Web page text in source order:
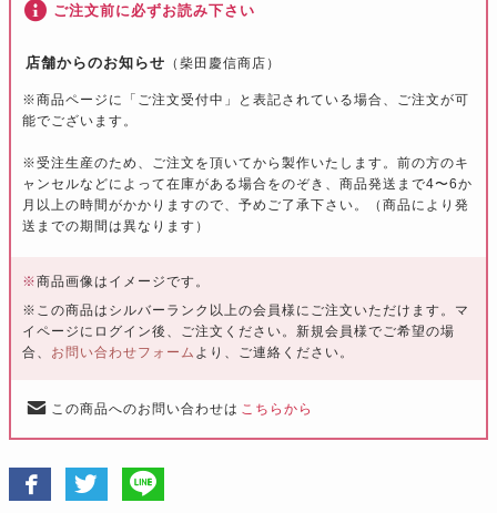
ご注文前に必ずお読み下さい
店舗からのお知らせ （柴田慶信商店）
※商品ページに「ご注文受付中」と表記されている場合、ご注文が可
能でございます。
※受注生産のため、ご注文を頂いてから製作いたします。前の方のキ
ャンセルなどによって在庫がある場合をのぞき、 商品発送まで4〜6か
月以上の時間がかかりますので、予めご了承下さい。（商品により発
送までの期間は異なります）
※商品画像はイメージです。
※この商品はシルバーランク以上の会員様にご注文いただけます。マ
イページにログイン後、ご注文ください。新規会員様でご希望の場
合、 お問い合わせフォーム より、ご連絡ください。
この商品へのお問い合わせは こちらから